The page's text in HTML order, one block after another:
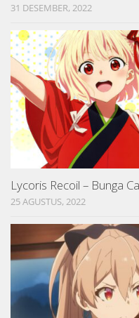
31 DESEMBER, 2022
Lycoris Recoil – Bunga
25 AGUSTUS, 2022